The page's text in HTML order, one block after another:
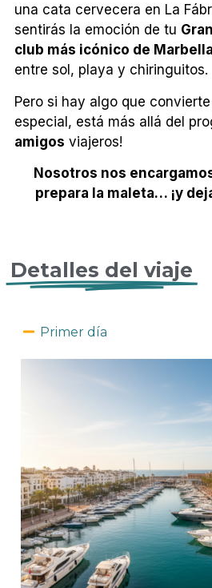
una cata cervecera en La
sentirás la emoción de tu
club más icónico de Marbella
entre sol, playa y chiringuitos.
Pero si hay algo que
especial, está más allá del
amigos viajeros!
Nosotros nos
prepara la maleta… ¡y
Detalles del viaje
Primer día